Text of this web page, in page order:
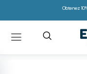
Obtenez